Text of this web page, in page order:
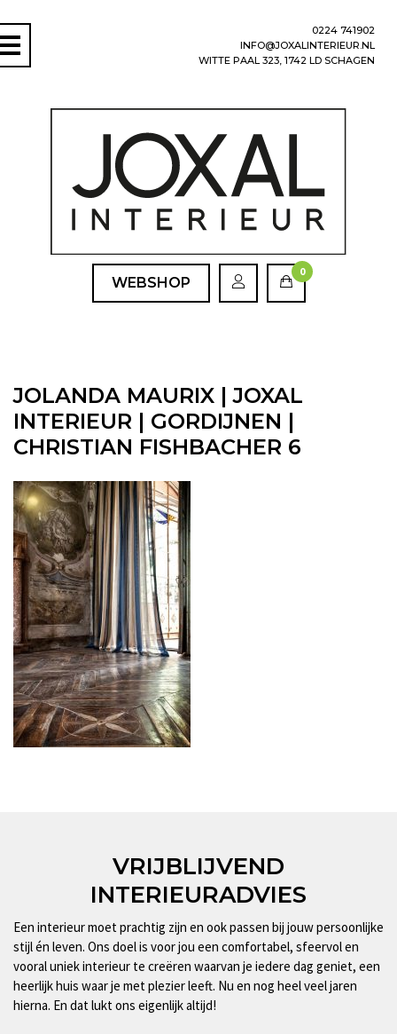
0224 741902
INFO@JOXALINTERIEUR.NL
WITTE PAAL 323, 1742 LD SCHAGEN
WEBSHOP
0
JOLANDA MAURIX | JOXAL
INTERIEUR | GORDIJNEN |
CHRISTIAN FISHBACHER 6
VRIJBLIJVEND
INTERIEURADVIES
Een interieur moet prachtig zijn en ook passen bij jouw persoonlijke
stijl én leven. Ons doel is voor jou een comfortabel, sfeervol en
vooral uniek interieur te creëren waarvan je iedere dag geniet, een
heerlijk huis waar je met plezier leeft. Nu en nog heel veel jaren
hierna. En dat lukt ons eigenlijk altijd!